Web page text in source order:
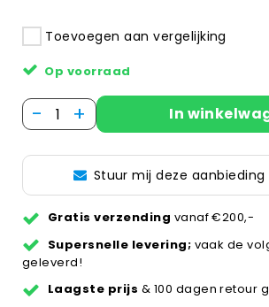
Toevoegen aan vergelijking
Op voorraad
- + In
Stuur mij deze aanbieding
Gratis verzending vanaf €200,-
Supersnelle levering; vaak de
geleverd!
Laagste prijs & 100 dagen retour